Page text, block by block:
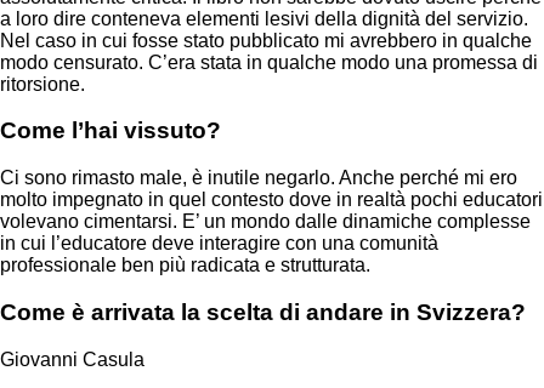
a loro dire conteneva elementi lesivi della dignità del servizio.
Nel caso in cui fosse stato pubblicato mi avrebbero in qualche
modo censurato. C’era stata in qualche modo una promessa di
ritorsione.
Come l’hai vissuto?
Ci sono rimasto male, è inutile negarlo. Anche perché mi ero
molto impegnato in quel contesto dove in realtà pochi educatori
volevano cimentarsi. E’ un mondo dalle dinamiche complesse
in cui l’educatore deve interagire con una comunità
professionale ben più radicata e strutturata.
Come è arrivata la scelta di andare in Svizzera?
Giovanni Casula